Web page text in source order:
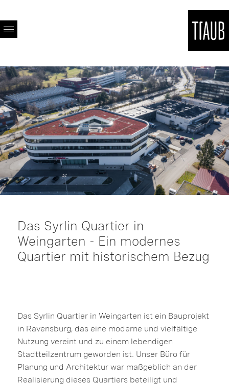
Das Syrlin Quartier in
Weingarten - Ein modernes
Quartier mit historischem Bezug
Das Syrlin Quartier in Weingarten ist ein Bauprojekt
in Ravensburg, das eine moderne und vielfältige
Nutzung vereint und zu einem lebendigen
Stadtteilzentrum geworden ist. Unser Büro für
Planung und Architektur war maßgeblich an der
Realisierung dieses Quartiers beteiligt und